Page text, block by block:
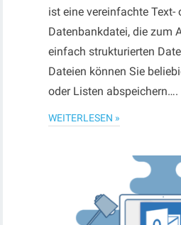
ist eine vereinfachte Text-
Datenbankdatei, die zum
einfach strukturierten
Dateien können Sie
oder Listen abspeichern….
WEITERLESEN »